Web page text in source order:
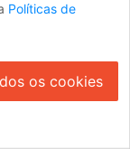
Políticas de
os cookies